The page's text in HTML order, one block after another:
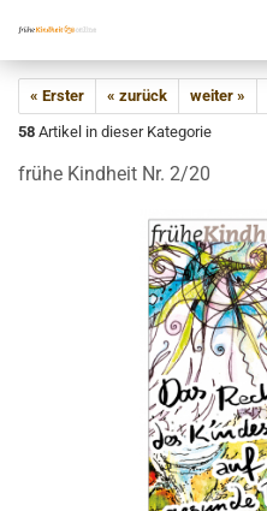
« Erster « zurück weiter »
58 Artikel in dieser Kategorie
frühe Kindheit Nr. 2/20